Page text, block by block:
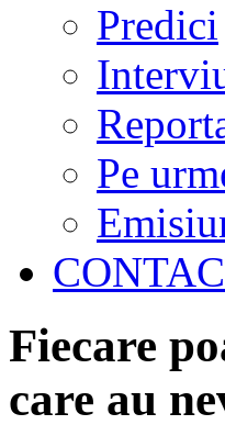
Predici
Pe
Fiecare
care au